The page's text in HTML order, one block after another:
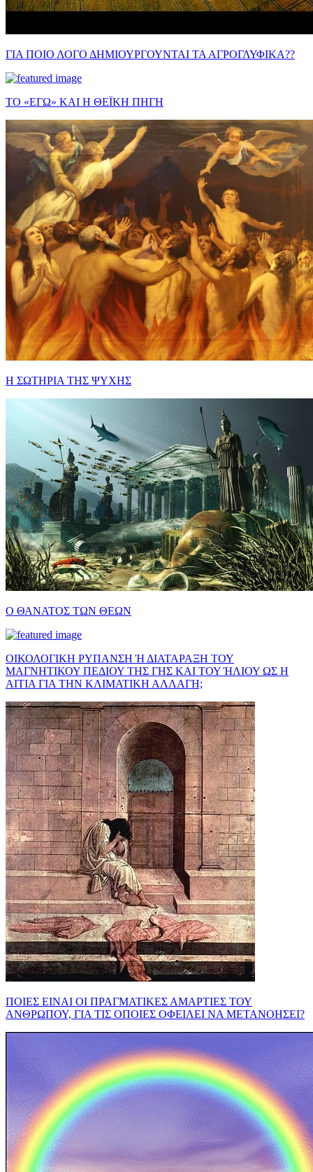
ΓΙΑ ΠΟΙΟ ΛΟΓΟ ΔΗΜΙΟΥΡΓΟΥΝΤΑΙ ΤΑ ΑΓΡΟΓΛΥΦΙΚΑ??
ΤΟ «ΕΓΩ» ΚΑΙ Η ΘΕΪΚΗ ΠΗΓΗ
Η ΣΩΤΗΡΙΑ ΤΗΣ ΨΥΧΗΣ
Ο ΘΑΝΑΤΟΣ ΤΩΝ ΘΕΩΝ
ΟΙΚΟΛΟΓΙΚΗ ΡΥΠΑΝΣΗ Ή ΔΙΑΤΑΡΑΞΗ ΤΟΥ
ΜΑΓΝΗΤΙΚΟΥ ΠΕΔΙΟΥ ΤΗΣ ΓΗΣ ΚΑΙ ΤΟΥ ΉΛΙΟΥ ΩΣ Η
ΑΙΤΙΑ ΓΙΑ ΤΗΝ ΚΛΙΜΑΤΙΚΗ ΑΛΛΑΓΗ;
ΠΟΙΕΣ ΕΙΝΑΙ ΟΙ ΠΡΑΓΜΑΤΙΚΕΣ ΑΜΑΡΤΙΕΣ ΤΟΥ
ΑΝΘΡΩΠΟΥ, ΓΙΑ ΤΙΣ ΟΠΟΙΕΣ ΟΦΕΙΛΕΙ ΝΑ ΜΕΤΑΝΟΗΣΕΙ?